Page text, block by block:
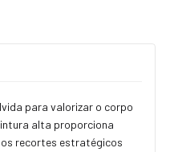
para valorizar o corpo
alta proporciona
recortes estratégicos